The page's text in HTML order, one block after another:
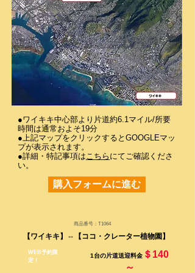
●ワイキキ中心部より片道約6.1マイル/所要
時間は通常およそ19分
​●上記マップをクリックするとGOOGLEマッ
プが表示されます。
●詳細・特記事項はこちら にてご確認くださ
い。​
購入フォームに進む
商品番号：T1064
WEB予約限
定！
1台の片道送迎料金 ＄140
～
【ワイキキ】⇔ 【ココ・クレーター植物園】